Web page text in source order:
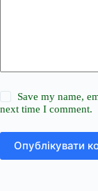
Save my name,
next time I comment.
Опублікувати